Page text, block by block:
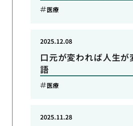
医療
口元が変われば人生が
語
2025.12.08
医療
2025.11.28